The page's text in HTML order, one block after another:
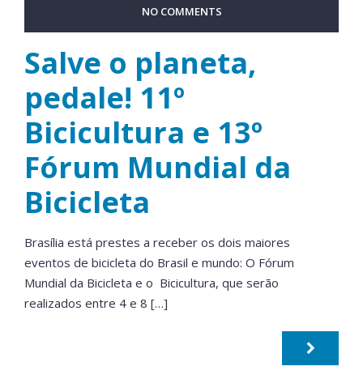
NO COMMENTS
Salve o planeta,
pedale! 11º
Bicicultura e 13º
Fórum Mundial da
Bicicleta
Brasília está prestes a receber os dois maiores
eventos de bicicleta do Brasil e mundo: O Fórum
Mundial da Bicicleta e o Bicicultura, que serão
realizados entre 4 e 8 […]